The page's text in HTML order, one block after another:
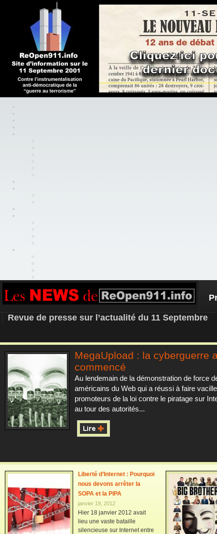
REOPEN911 – NEWS
Revue de presse sur l’actualité du 11 Septembre
MegaUpload : la cyberguerre
commencé
Au lendemain de la démonstration de force
américains du Web qui a réussi à faire
promoteurs de la loi contre le piratage sur
au tour des autorités...
Liberté d’Internet : Pourquoi
nous devons arrêter la
SOPA et la PIPA
janvier 19, 2012
Hier 18 janvier 2012 avait
lieu une vaste bataille
silencieuse sur Internet entre